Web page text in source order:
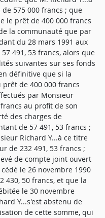
575 000 francs ; que
le prêt de 400 000 francs
la communauté que par
du 28 mars 1991 aux
491, 53 francs, alors que
suivantes sur ses fonds
définitive que si la
de 400 000 francs
par Monsieur
au profit de son
des charges de
de 57 491, 53 francs ;
Richard Y...à ce titre
de 232 491, 53 francs ;
de compte joint ouvert
le 26 novembre 1990
430, 50 francs, et que la
le 30 novembre
Y...s'est abstenu de
de cette somme, qui